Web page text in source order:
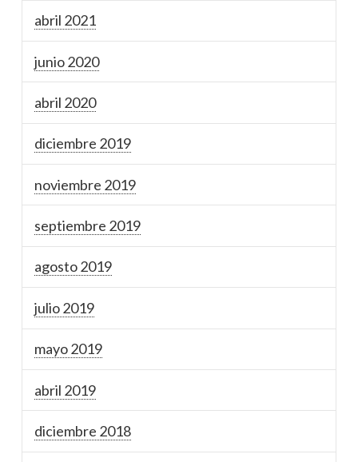
abril 2021
junio 2020
abril 2020
diciembre 2019
noviembre 2019
septiembre 2019
agosto 2019
julio 2019
mayo 2019
abril 2019
diciembre 2018